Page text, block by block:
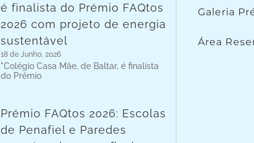
é finalista do Prémio FAQtos
2026 com projeto de energia
sustentável
18 de Junho, 2026
"Colégio Casa Mãe, de Baltar, é finalista
do Prémio
Prémio FAQtos 2026: Escolas
de Penafiel e Paredes
Galeria
Área